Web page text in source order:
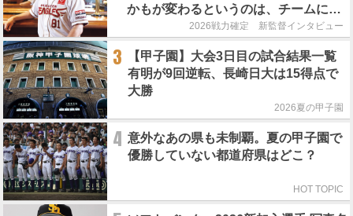
かもが変わるというのは、チームにと
って良くないことなんです」
2026戦力確定 新監督インタビュー
3
【甲子園】大会3日目の試合結果一覧
有明が9回逆転、長崎日大は15得点で
大勝
2026夏の甲子園
4 意外なあの県も未制覇。夏の甲子園で
優勝していない都道府県はどこ？
HOT TOPIC